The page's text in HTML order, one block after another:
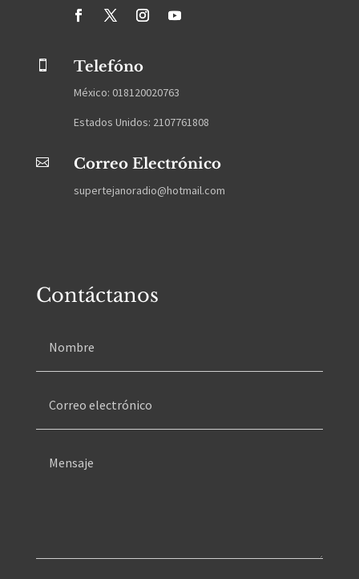
 Telefóno
México: 018120020763
Estados Unidos: 2107761808
 Correo Electrónico
supertejanoradio@hotmail.com
Contáctanos